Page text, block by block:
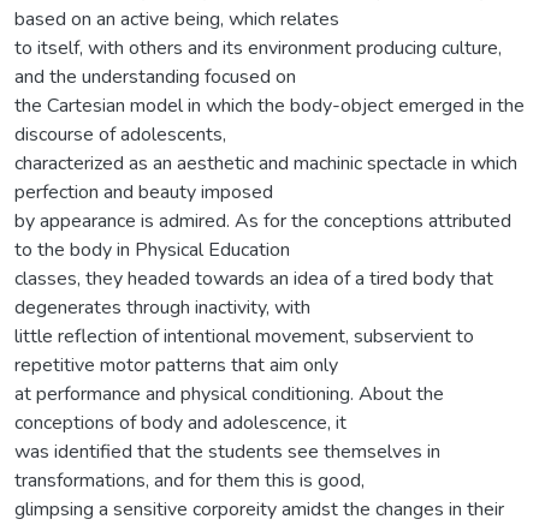
based on an active being, which relates
to itself, with others and its environment producing culture,
and the understanding focused on
the Cartesian model in which the body-object emerged in the
discourse of adolescents,
characterized as an aesthetic and machinic spectacle in which
perfection and beauty imposed
by appearance is admired. As for the conceptions attributed
to the body in Physical Education
classes, they headed towards an idea of a tired body that
degenerates through inactivity, with
little reflection of intentional movement, subservient to
repetitive motor patterns that aim only
at performance and physical conditioning. About the
conceptions of body and adolescence, it
was identified that the students see themselves in
transformations, and for them this is good,
glimpsing a sensitive corporeity amidst the changes in their